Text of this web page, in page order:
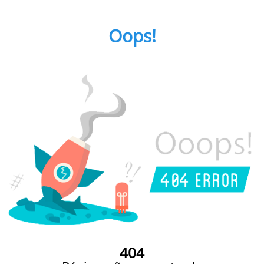
Oops!
404